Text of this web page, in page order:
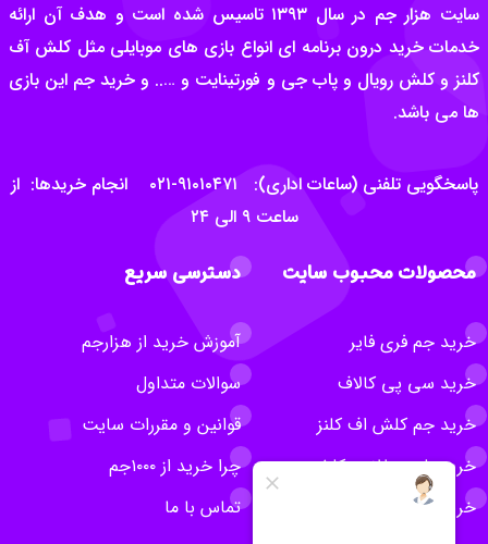
سایت هزار جم در سال ۱۳۹۳ تاسیس شده است و هدف آن ارائه
خدمات خرید درون برنامه ای انواع بازی های موبایلی مثل کلش آف
کلنز و کلش رویال و پاب جی و فورتینایت و ….. و خرید جم این بازی
ها می باشد.
پاسخگویی تلفنی (ساعات اداری): ۹۱۰۱۰۴۷۱-۰۲۱ انجام خریدها: از
ساعت ۹ الی ۲۴
محصولات محبوب سایت
خرید جم فری فایر
خرید سی پی کالاف
خرید جم کلش اف کلنز
خرید بلیت طلایی کلش
خرید روبلاکس
دسترسی سریع
آموزش خرید از هزارجم
سوالات متداول
قوانین و مقررات سایت
چرا خرید از ۱۰۰۰جم
تماس با ما